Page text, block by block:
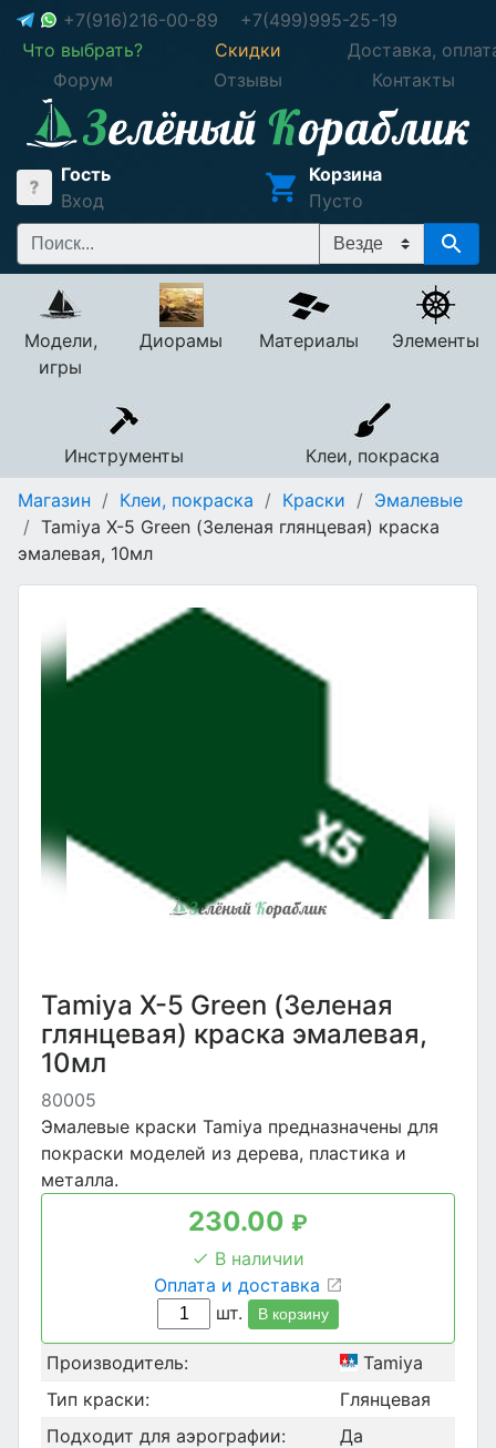
+7(916)216-00-89
+7(499)995-25-19
Что выбрать?
Скидки
Доставка,
Форум
Отзывы Контакты
Гость
Вход
Корзина
Пусто
Модели,
игры
Диорамы Материалы Элементы
Инструменты
Клеи, покраска
Магазин / Клеи, покраска / Краски / Эмалевые
/ Tamiya X-5 Green (Зеленая глянцевая) краска
эмалевая, 10мл
Tamiya X-5 Green (Зеленая
глянцевая) краска эмалевая,
10мл
80005
Эмалевые краски Tamiya предназначены для
покраски моделей из дерева, пластика и
металла.
230.00 ₽
В наличии
Оплата и доставка
шт.
В корзину
Производитель:
Tamiya
Тип краски:
Глянцевая
Подходит для аэрографии:
Да